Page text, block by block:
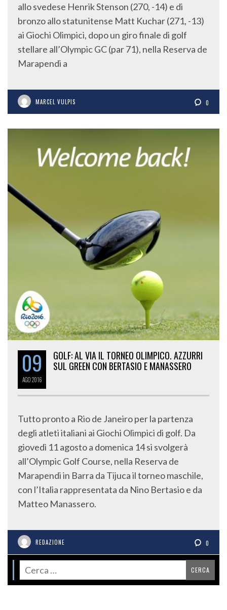
allo svedese Henrik Stenson (270, -14) e di
bronzo allo statunitense Matt Kuchar (271, -13)
ai Giochi Olimpici, dopo un giro finale di golf
stellare all’Olympic GC (par 71), nella Reserva de
Marapendi a
MARCEL VULPIS 0
09
AGO2016
GOLF: AL VIA IL TORNEO OLIMPICO. AZZURRI
SUL GREEN CON BERTASIO E MANASSERO
Tutto pronto a Rio de Janeiro per la partenza
degli atleti italiani ai Giochi Olimpici di golf. Da
giovedì 11 agosto a domenica 14 si svolgerà
all’Olympic Golf Course, nella Reserva de
Marapendi in Barra da Tijuca il torneo maschile,
con l’Italia rappresentata da Nino Bertasio e da
Matteo Manassero.
REDAZIONE 0